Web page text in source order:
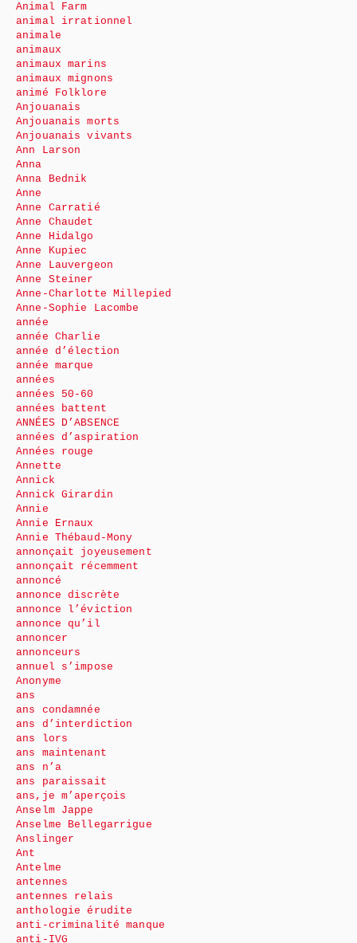
Animal Farm
animal irrationnel
animale
animaux
animaux marins
animaux mignons
animé Folklore
Anjouanais
Anjouanais morts
Anjouanais vivants
Ann Larson
Anna
Anna Bednik
Anne
Anne Carratié
Anne Chaudet
Anne Hidalgo
Anne Kupiec
Anne Lauvergeon
Anne Steiner
Anne-Charlotte Millepied
Anne-Sophie Lacombe
année
année Charlie
année d’élection
année marque
années
années 50-60
années battent
ANNÉES D’ABSENCE
années d’aspiration
Années rouge
Annette
Annick
Annick Girardin
Annie
Annie Ernaux
Annie Thébaud-Mony
annonçait joyeusement
annonçait récemment
annoncé
annonce discrète
annonce l’éviction
annonce qu’il
annoncer
annonceurs
annuel s’impose
Anonyme
ans
ans condamnée
ans d’interdiction
ans lors
ans maintenant
ans n’a
ans paraissait
ans,je m’aperçois
Anselm Jappe
Anselme Bellegarrigue
Anslinger
Ant
Antelme
antennes
antennes relais
anthologie érudite
anti-criminalité manque
anti-IVG